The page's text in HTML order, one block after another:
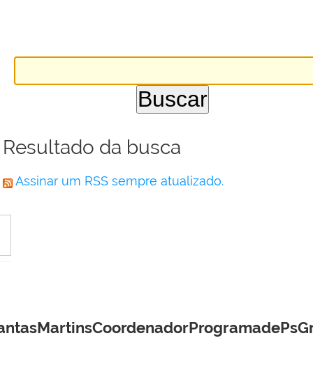
Resultado da busca
Assinar um RSS sempre atualizado.